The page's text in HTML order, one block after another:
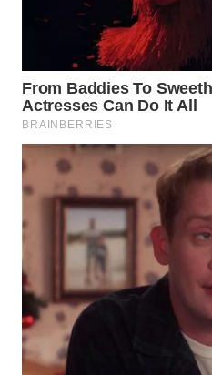
WN
KEPULAUAN
SERIBU
WN
TANGERANG
WN
CIREBON